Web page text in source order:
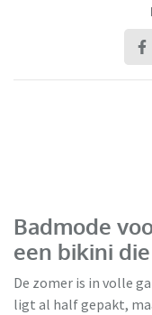
Badmode
een bikini
De zomer is in volle
ligt al half gepakt,